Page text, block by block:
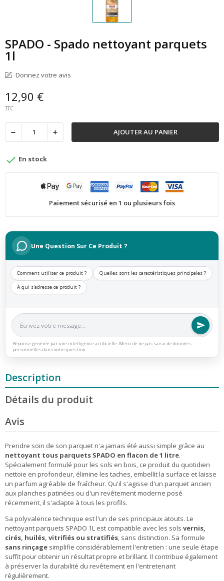
SPADO - Spado nettoyant parquets
1l
Donnez votre avis
12,90 €
TTC
AJOUTER AU PANIER
 En stock
Paiement sécurisé en 1 ou plusieurs fois
Une Question Sur Ce Produit ?
Comment utiliser ce produit ? Quelles sont les caractéristiques principales ?
À qui s'adresse ce produit ?
Réponse générée par une intelligence artificielle. Merci de ne pas saisir de données
personnelles dans votre question.
Description
Détails du produit
Avis
Prendre soin de son parquet n'a jamais été aussi simple grâce au
nettoyant tous parquets SPADO en flacon de 1 litre.
Spécialement formulé pour les sols en bois, ce produit du quotidien
nettoie en profondeur, élimine les taches, embellit la surface et laisse
un parfum agréable de fraîcheur. Qu'il s'agisse d'un parquet ancien
aux planches patinées ou d'un revêtement moderne posé
récemment, il s'adapte à tous les profils.
Sa polyvalence technique est l'un de ses principaux atouts. Le
nettoyant parquets SPADO 1L est compatible avec les sols vernis,
cirés, huilés, vitrifiés ou stratifiés, sans distinction. Sa formule
sans rinçage simplifie considérablement l'entretien : une seule étape
suffit pour obtenir un résultat propre et brillant. Il contribue également
à préserver la durabilité du revêtement en l'entretenant
régulièrement.